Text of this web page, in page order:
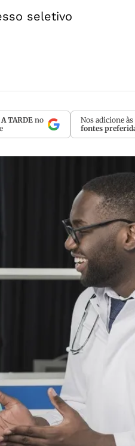
seletivo
A TARDE no
Nos adicione às
fontes